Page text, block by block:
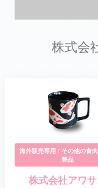
株式会
海外販売専用 / その他の食
整品
株式会社アワ